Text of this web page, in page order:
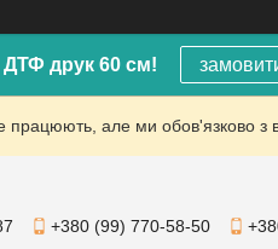
ДТФ друк 60 см!
працюють, але ми обов'язково
+380 (99) 770-58-50